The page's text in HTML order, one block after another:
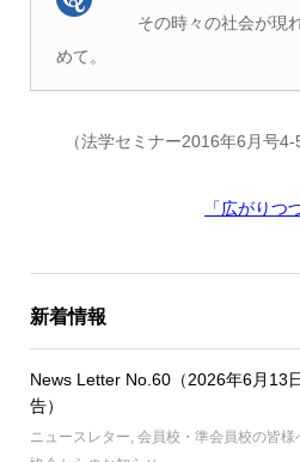
その時々の社会が現
めて。
（法学セミナー2016年6月号
「広がりつ
新着情報
News Letter No.60（2026年6月13
告）
ニュースレター 会員校・準会員校の皆様